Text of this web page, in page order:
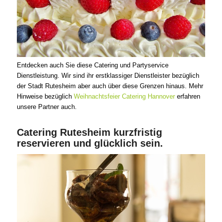
Entdecken auch Sie diese Catering und Partyservice
Dienstleistung. Wir sind ihr erstklassiger Dienstleister bezüglich
der Stadt Rutesheim aber auch über diese Grenzen hinaus. Mehr
Hinweise bezüglich Weihnachtsfeier Catering Hannovererfahren
unsere Partner auch.
Catering Rutesheim kurzfristig
reservieren und glücklich sein.